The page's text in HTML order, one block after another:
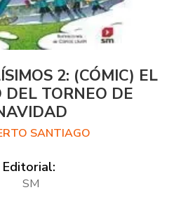
2: (CÓMIC) EL
DEL TORNEO DE
SANTIAGO
Editorial:
SM